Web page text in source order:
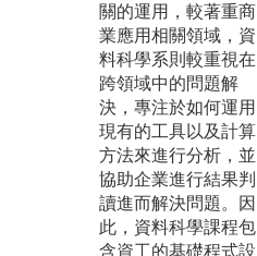
關的運用，較著重商
業應用相關領域，資
料科學系則較重視在
跨領域中的問題解
決，專注於如何運用
現有的工具以及計算
方法來進行分析，並
協助企業進行結果判
讀進而解決問題。因
此，資料科學課程包
含資工的基礎程式設